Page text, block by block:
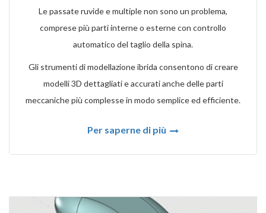
Le passate ruvide e multiple non sono un problema,
comprese più parti interne o esterne con controllo
automatico del taglio della spina.
Gli strumenti di modellazione ibrida consentono di creare
modelli 3D dettagliati e accurati anche delle parti
meccaniche più complesse in modo semplice ed efficiente.
Per saperne di più